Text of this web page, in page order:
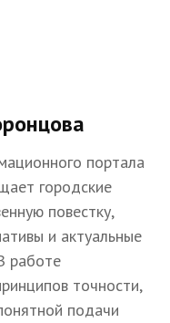
портала
городские
повестку,
и актуальные
работе
точности,
подачи